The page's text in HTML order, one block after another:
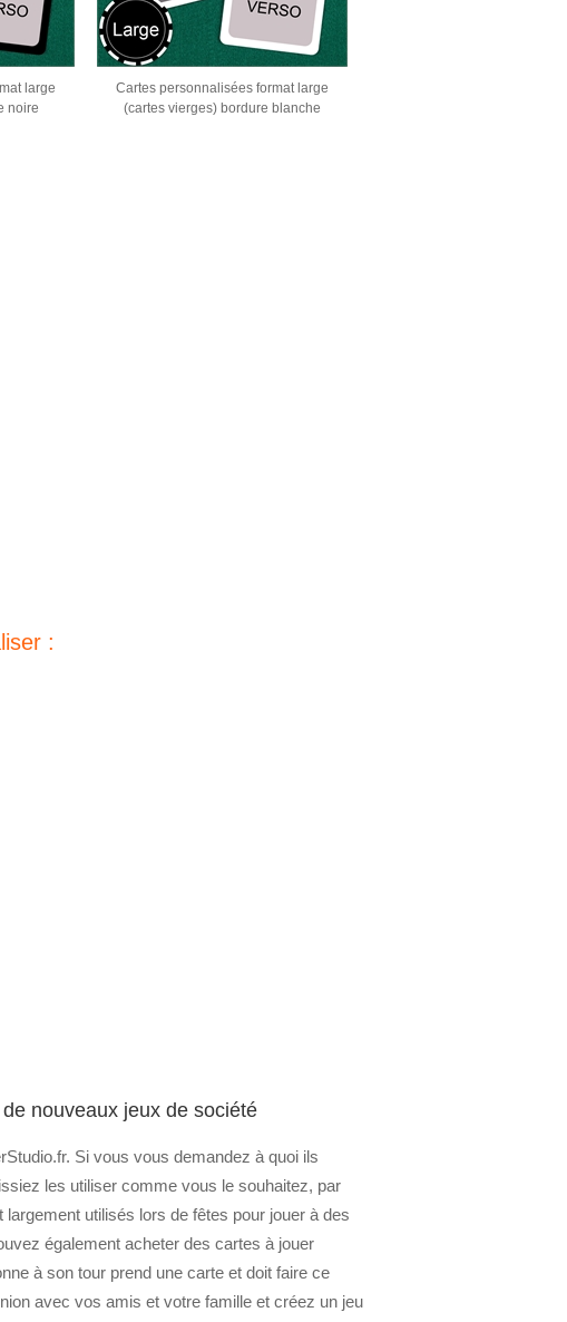
large
noire
Cartes personnalisées format large
(cartes vierges) bordure blanche
:
nouveaux jeux de société
Si vous vous demandez à quoi ils
les utiliser comme vous le souhaitez, par
utilisés lors de fêtes pour jouer à des
également acheter des cartes à jouer
à son tour prend une carte et doit faire ce
avec vos amis et votre famille et créez un jeu